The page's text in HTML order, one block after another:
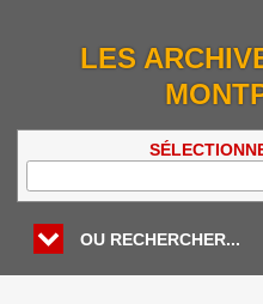
LES
OU RECHERCHER...